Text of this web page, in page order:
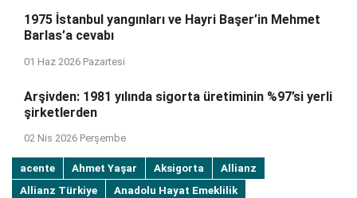
1975 İstanbul yangınları ve Hayri Başer’in Mehmet
Barlas’a cevabı
01 Haz 2026 Pazartesi
Arşivden: 1981 yılında sigorta üretiminin %97’si yerli
şirketlerden
02 Nis 2026 Perşembe
acente Ahmet Yaşar Aksigorta
Allianz
Allianz Türkiye
Anadolu Hayat Emeklilik